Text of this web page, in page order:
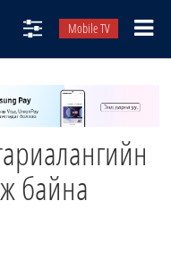
Mobile TV
байна